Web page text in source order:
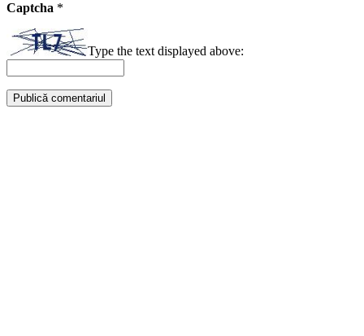
Captcha *
Type the text displayed above: